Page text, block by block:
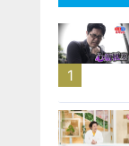
1